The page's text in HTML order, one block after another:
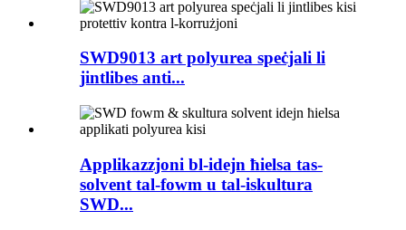
SWD9013 art polyurea speċjali li
jintlibes anti...
Applikazzjoni bl-idejn ħielsa tas-
solvent tal-fowm u tal-iskultura
SWD...